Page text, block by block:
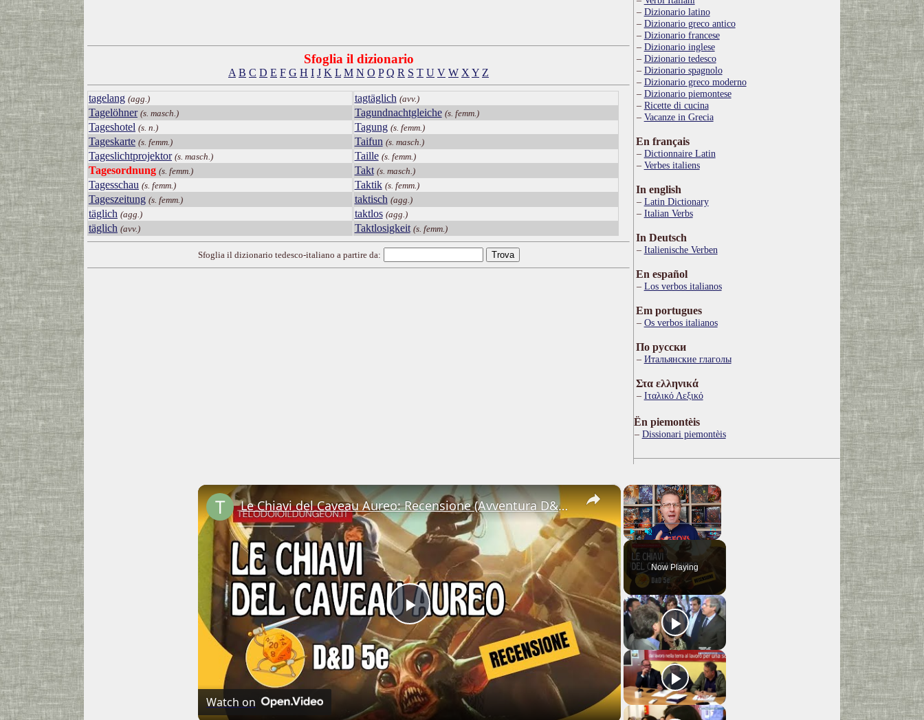
Sfoglia il dizionario
A B C D E F G H I J K L M N O P Q R S T U V W X Y Z
tagelang (agg.)
Tagelöhner (s. masch.)
Tageshotel (s. n.)
Tageskarte (s. femm.)
Tageslichtprojektor (s. masch.)
Tagesordnung (s. femm.)
Tagesschau (s. femm.)
Tageszeitung (s. femm.)
täglich (agg.)
täglich (avv.)
tagtäglich (avv.)
Tagundnachtgleiche (s. femm.)
Tagung (s. femm.)
Taifun (s. masch.)
Taille (s. femm.)
Takt (s. masch.)
Taktik (s. femm.)
taktisch (agg.)
taktlos (agg.)
Taktlosigkeit (s. femm.)
Sfoglia il dizionario tedesco-italiano a partire da:
Dizionario latino
Dizionario greco antico
Dizionario francese
Dizionario inglese
Dizionario tedesco
Dizionario spagnolo
Dizionario greco moderno
Dizionario piemontese
Ricette di cucina
Vacanze in Grecia
En français
Dictionnaire Latin
Verbes italiens
In english
Latin Dictionary
Italian Verbs
In Deutsch
Italienische Verben
En español
Los verbos italianos
Em portugues
Os verbos italianos
По русски
Итальянские глаголы
Στα ελληνικά
Ιταλικό Λεξικό
Ën piemontèis
Dissionari piemontèis
×
Unmute Fullscreen
Now Playing
×
Play
Video
Le Chiavi del Caveau Aureo: Recensione (Avventura D&D 5e)
Watch on